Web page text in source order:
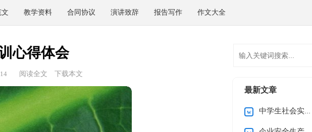
教学资料 合同协议 演讲致辞 报告写作 作文大全
心得体会
阅读全文 下载本文
最新文章
中学生社会实践调查报告15篇